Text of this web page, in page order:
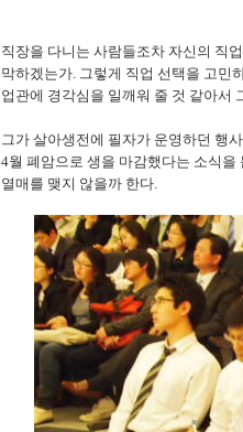
직장을 다니는 사람들조차 자신의 직
막하겠는가. 그렇게 직업 선택을 고민
업관에 경각심을 일깨워 줄 것 같아서
그가 살아생전에 필자가 운영하던 행
4월 폐암으로 생을 마감했다는 소식
열매를 맺지 않을까 한다.